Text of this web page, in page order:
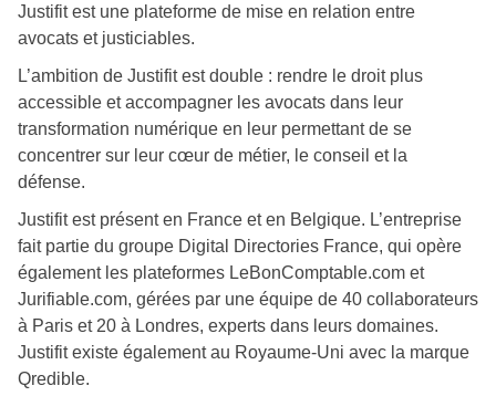
Justifit est une plateforme de mise en relation entre
avocats et justiciables.
L’ambition de Justifit est double : rendre le droit plus
accessible et accompagner les avocats dans leur
transformation numérique en leur permettant de se
concentrer sur leur cœur de métier, le conseil et la
défense.
Justifit est présent en France et en Belgique. L’entreprise
fait partie du groupe Digital Directories France, qui opère
également les plateformes LeBonComptable.com et
Jurifiable.com, gérées par une équipe de 40 collaborateurs
à Paris et 20 à Londres, experts dans leurs domaines.
Justifit existe également au Royaume-Uni avec la marque
Qredible.